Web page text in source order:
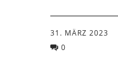
31. MÄRZ 2023
0